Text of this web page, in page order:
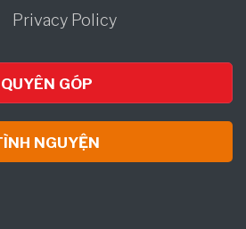
Privacy Policy
QUYÊN GÓP
NGUYỆN